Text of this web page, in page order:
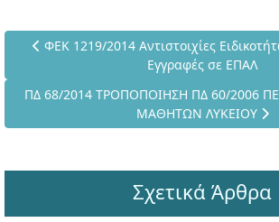
Προηγούμενο άρθρο: ΦΕΚ 1219/2014
ΦΕΚ 1219/2014 Αντιστοιχίες
Εγγραφές σε ΕΠΑΛ
Επόμενο άρθρο: ΠΔ 68/2014
ΠΔ 68/2014 ΤΡΟΠΟΠΟΙΗΣΗ ΠΔ 60/2006
ΜΑΘΗΤΩΝ ΛΥΚΕΙΟΥ
Σχετικά Άρθρα